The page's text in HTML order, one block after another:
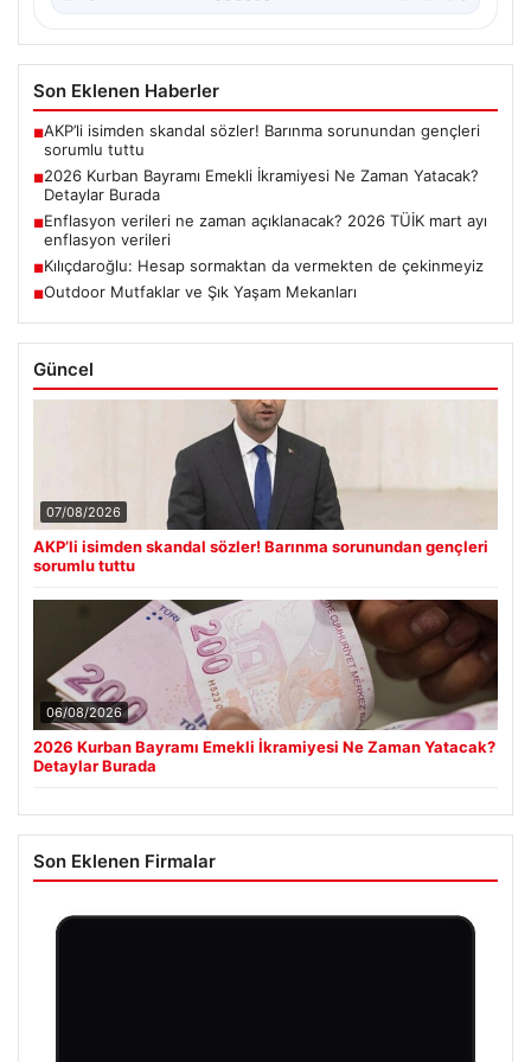
Son Eklenen Haberler
■AKP’li isimden skandal sözler! Barınma sorunundan gençleri
sorumlu tuttu
■2026 Kurban Bayramı Emekli İkramiyesi Ne Zaman Yatacak?
Detaylar Burada
■Enflasyon verileri ne zaman açıklanacak? 2026 TÜİK mart ayı
enflasyon verileri
■Kılıçdaroğlu: Hesap sormaktan da vermekten de çekinmeyiz
■Outdoor Mutfaklar ve Şık Yaşam Mekanları
Güncel
07/08/2026
AKP’li isimden skandal sözler! Barınma sorunundan gençleri
sorumlu tuttu
06/08/2026
2026 Kurban Bayramı Emekli İkramiyesi Ne Zaman Yatacak?
Detaylar Burada
Son Eklenen Firmalar